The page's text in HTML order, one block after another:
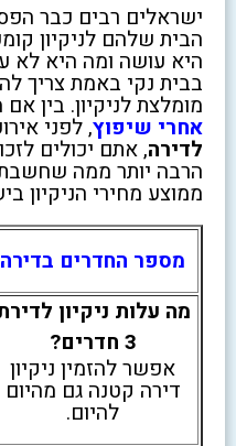
ישראלים רבים כבר
הבית שלהם לניקיון
היא עושה ומה היא לא
בבית נקי באמת צריך
מומלצת לניקיון. בין
אחרי שיפוץ, לפני
לדירה, אתם יכולים
הרבה יותר ממה
ממוצע מחירי הניקיון
מספר החדרים בדירה
מה עלות ניקיון
3 חדרים?
אפשר להזמין ניקיון
דירה קטנה גם מהיום
להיום.